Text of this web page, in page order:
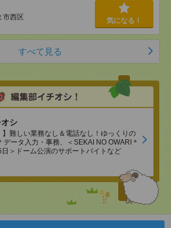
市西区 気になる！
すべて見る
シ
】難しい業務なし＆電話なし！ゆっくりの
データ入力・事務、＜SEKAI NO OWARI＊
＞ドーム公演のサポートバイトなど